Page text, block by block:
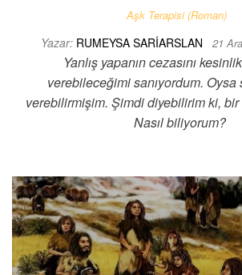
Aşk Terapisi (Roman)
Yazar: RUMEYSA SARIARSLAN 21
Yanlış yapanın cezasını
verebileceğimi sanıyordum.
verebilirmişim. Şimdi diyebilirim ki,
Nasıl biliyorum?